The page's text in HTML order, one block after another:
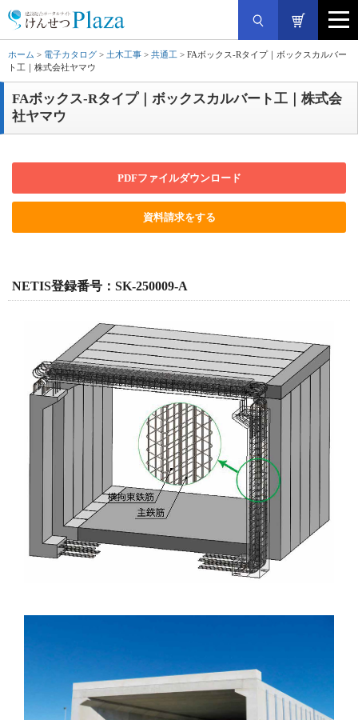
ホーム > 電子カタログ > 土木工事 > 共通工 > FAボックス-Rタイプ｜ボックスカルバー
ト工｜株式会社ヤマウ
FAボックス-Rタイプ｜ボックスカルバート工｜株式会
社ヤマウ
PDFファイルダウンロード
資料請求をする
NETIS登録番号：SK-250009-A